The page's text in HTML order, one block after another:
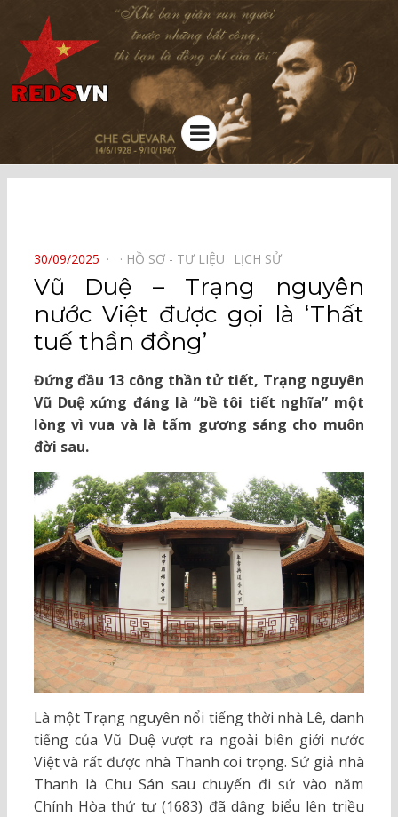
Kênh chia sẻ tri thức cộng đồng
Menu
POSTED
ON
30/09/2025 HỒ SƠ - TƯ LIỆU⠀ LỊCH SỬ⠀
Vũ Duệ – Trạng nguyên
nước Việt được gọi là ‘Thất
tuế thần đồng’
Đứng đầu 13 công thần tử tiết, Trạng nguyên
Vũ Duệ xứng đáng là “bề tôi tiết nghĩa” một
lòng vì vua và là tấm gương sáng cho muôn
đời sau.
Là một Trạng nguyên nổi tiếng thời nhà Lê, danh
tiếng của Vũ Duệ vượt ra ngoài biên giới nước
Việt và rất được nhà Thanh coi trọng. Sứ giả nhà
Thanh là Chu Sán sau chuyến đi sứ vào năm
Chính Hòa thứ tư (1683) đã dâng biểu lên triều